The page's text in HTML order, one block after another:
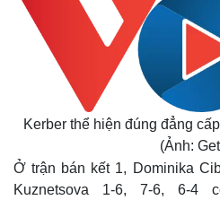
Kerber thể hiện đúng đẳng
(Ảnh:
Ở trận bán kết 1, Dominika
Kuznetsova 1-6, 7-6, 6-4